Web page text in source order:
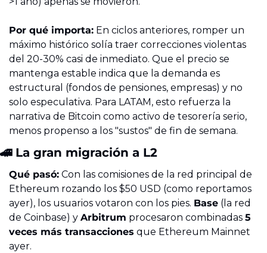
Por qué importa: En ciclos anteriores, romper un
máximo histórico solía traer correcciones violentas
del 20-30% casi de inmediato. Que el precio se
mantenga estable indica que la demanda es
estructural (fondos de pensiones, empresas) y no
solo especulativa. Para LATAM, esto refuerza la
narrativa de Bitcoin como activo de tesorería serio,
menos propenso a los "sustos" de fin de semana.
🚄 La gran migración a L2
Qué pasó: Con las comisiones de la red principal de
Ethereum rozando los $50 USD (como reportamos
ayer), los usuarios votaron con los pies. Base (la red
de Coinbase) y Arbitrum procesaron combinadas 5
veces más transacciones que Ethereum Mainnet
ayer.